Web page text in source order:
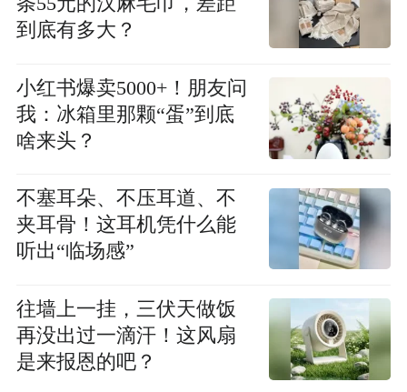
到底有多大？
小红书爆卖5000+！朋友问
我：冰箱里那颗“蛋”到底
啥来头？
不塞耳朵、不压耳道、不
夹耳骨！这耳机凭什么能
听出“临场感”
往墙上一挂，三伏天做饭
再没出过一滴汗！这风扇
是来报恩的吧？